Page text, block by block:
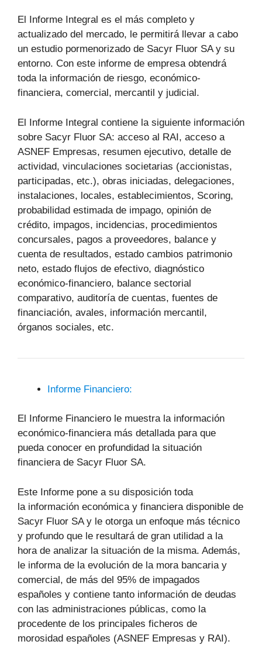
El Informe Integral es el más completo y
actualizado del mercado, le permitirá llevar a cabo
un estudio pormenorizado de Sacyr Fluor SA y su
entorno. Con este informe de empresa obtendrá
toda la información de riesgo, económico-
financiera, comercial, mercantil y judicial.
El Informe Integral contiene la siguiente información
sobre Sacyr Fluor SA: acceso al RAI, acceso a
ASNEF Empresas, resumen ejecutivo, detalle de
actividad, vinculaciones societarias (accionistas,
participadas, etc.), obras iniciadas, delegaciones,
instalaciones, locales, establecimientos, Scoring,
probabilidad estimada de impago, opinión de
crédito, impagos, incidencias, procedimientos
concursales, pagos a proveedores, balance y
cuenta de resultados, estado cambios patrimonio
neto, estado flujos de efectivo, diagnóstico
económico-financiero, balance sectorial
comparativo, auditoría de cuentas, fuentes de
financiación, avales, información mercantil,
órganos sociales, etc.
Informe Financiero:
El Informe Financiero le muestra la información
económico-financiera más detallada para que
pueda conocer en profundidad la situación
financiera de Sacyr Fluor SA.
Este Informe pone a su disposición toda
la información económica y financiera disponible de
Sacyr Fluor SA y le otorga un enfoque más técnico
y profundo que le resultará de gran utilidad a la
hora de analizar la situación de la misma. Además,
le informa de la evolución de la mora bancaria y
comercial, de más del 95% de impagados
españoles y contiene tanto información de deudas
con las administraciones públicas, como la
procedente de los principales ficheros de
morosidad españoles (ASNEF Empresas y RAI).